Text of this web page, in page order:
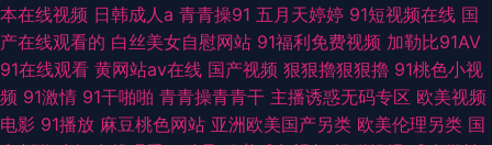
本在线视频 日韩成人a 青青操91 五月天婷婷 91短视频在线 国
产在线观看的 白丝美女自慰网站 91福利免费视频 加勒比91AV
91在线观看 黄网站av在线 国产视频 狠狠擼狠狠擼 91桃色小视
频 91激情 91干啪啪 青青操青青干 主播诱惑无码专区 欧美视频
电影 91播放 麻豆桃色网站 亚洲欧美国产另类 欧美伦理另类 国